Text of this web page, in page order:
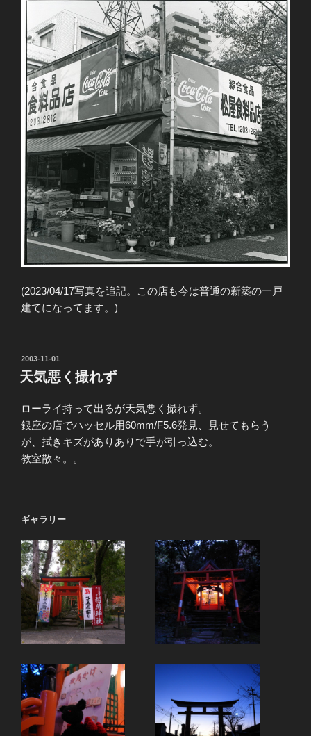
(2023/04/17写真を追記。この店も今は普通の新築の一戸
建てになってます。)
投
稿
日:
2003-11-01
天気悪く撮れず
ローライ持って出るが天気悪く撮れず。
銀座の店でハッセル用60mm/F5.6発見、見せてもらう
が、拭きキズがありありで手が引っ込む。
教室散々。。
ギャラリー